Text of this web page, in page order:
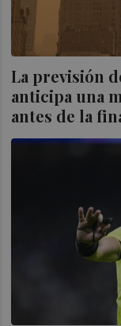
La previsión
anticipa una
antes de la